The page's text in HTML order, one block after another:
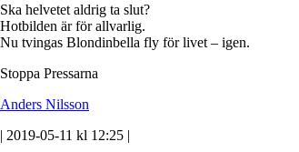
Ska helvetet aldrig ta slut?
Hotbilden är för allvarlig.
Nu tvingas Blondinbella fly för livet – igen.
Stoppa Pressarna
Anders Nilsson
| 2019-05-11 kl 12:25 |